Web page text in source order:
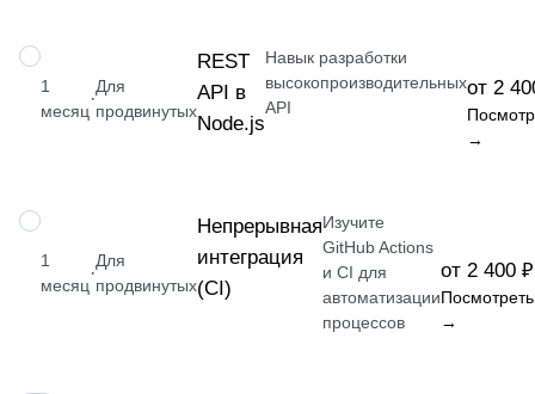
НАВЫК
1
месяц
·
Для
продвинутых
REST
API в
Node.js
Навык разработки
высокопроизводительных
API
от 2
→
НАВЫК
1
месяц
·
Для
продвинутых
Непрерывная
интеграция
(CI)
Изучите
GitHub Actions
и CI для
автоматизации
процессов
от 2 400 ₽
Посмотреть
→